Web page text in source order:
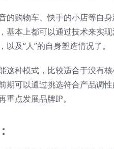
的购物车、快手的小店等自
基本上都可以通过技术来实
以及“人”的自身塑造情况了。
这种模式，比较适合于没有
期可以通过挑选符合产品调
重点发展品牌IP。